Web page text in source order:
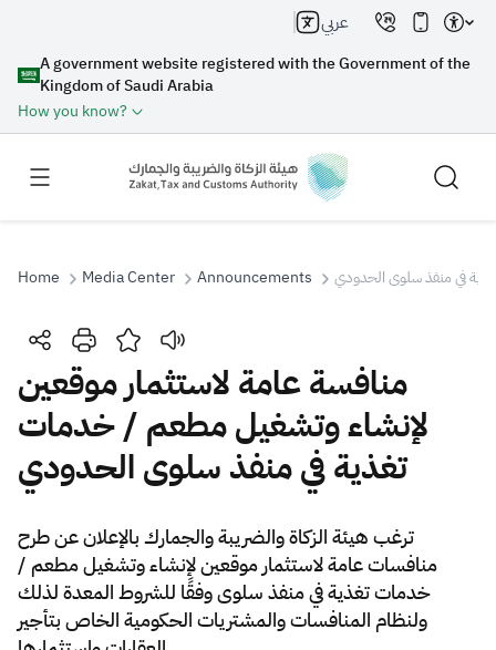
A government website registered with the Government of the
Kingdom of Saudi Arabia
How you know?
عربي
Search
Search Search AI
Suggestions
Zakat Customs VAT
Tax Declaration
Real Estate Transactions
Home Media Center Announcements في منفذ سلوى الحدودي
منافسة عامة لاستثمار موقعين
لإنشاء وتشغيل مطعم / خدمات
تغذية في منفذ سلوى الحدودي
​ترغب هيئة الزكاة والضريبة والجمارك بالإعلان عن طرح
منافسات عامة لاستثمار موقعين لإنشاء وتشغيل مطعم /
خدمات تغذية في منفذ سلوى وفقًا للشروط المعدة لذلك
ولنظام المنافسات والمشتريات الحكومية الخاص بتأجير